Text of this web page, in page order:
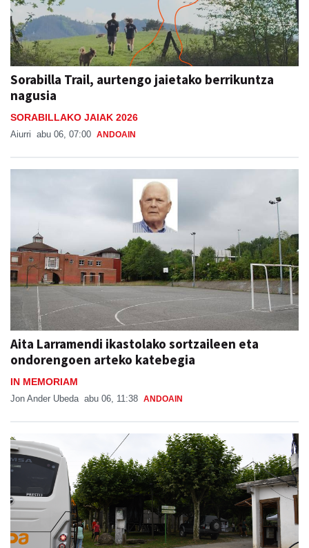
Sorabilla Trail, aurtengo jaietako berrikuntza
nagusia
SORABILLAKO JAIAK 2026
Aiurri abu 06, 07:00 ANDOAIN
Aita Larramendi ikastolako sortzaileen eta
ondorengoen arteko katebegia
IN MEMORIAM
Jon Ander Ubeda abu 06, 11:38 ANDOAIN